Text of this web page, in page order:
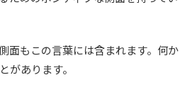
面もこの言葉には含まれます。何か
があります。